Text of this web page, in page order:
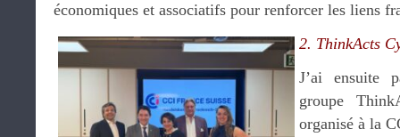
économiques et associatifs pour renforcer les liens
2. ThinkActs
J’ai ensuite
groupe
organisé à la